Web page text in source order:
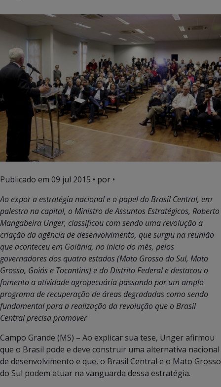
Publicado em 09 jul 2015 • por •
Ao expor a estratégia nacional e o papel do Brasil Central, em
palestra na capital, o Ministro de Assuntos Estratégicos, Roberto
Mangabeira Unger, classificou com sendo uma revolução a
criação da agência de desenvolvimento, que surgiu na reunião
que aconteceu em Goiânia, no inicio do mês, pelos
governadores dos quatro estados (Mato Grosso do Sul, Mato
Grosso, Goiás e Tocantins) e do Distrito Federal e destacou o
fomento a atividade agropecuária passando por um amplo
programa de recuperação de áreas degradadas como sendo
fundamental para a realização da revolução que o Brasil
Central precisa promover
Campo Grande (MS) – Ao explicar sua tese, Unger afirmou
que o Brasil pode e deve construir uma alternativa nacional
de desenvolvimento e que, o Brasil Central e o Mato Grosso
do Sul podem atuar na vanguarda dessa estratégia.